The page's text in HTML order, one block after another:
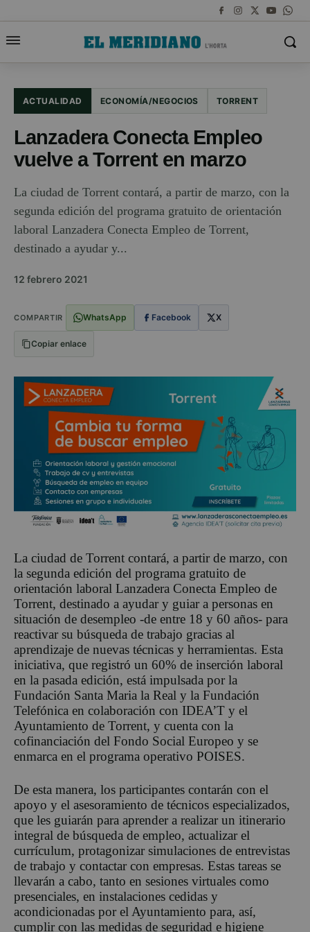
ACTUALIDAD ECONOMÍA/NEGOCIOS TORRENT
Lanzadera Conecta Empleo
vuelve a Torrent en marzo
La ciudad de Torrent contará, a partir de marzo, con la
segunda edición del programa gratuito de orientación
laboral Lanzadera Conecta Empleo de Torrent,
destinado a ayudar y...
12 febrero 2021
COMPARTIR WhatsApp Facebook X
Copiar enlace
La ciudad de Torrent contará, a partir de marzo, con
la segunda edición del programa gratuito de
orientación laboral Lanzadera Conecta Empleo de
Torrent, destinado a ayudar y guiar a personas en
situación de desempleo -de entre 18 y 60 años- para
reactivar su búsqueda de trabajo gracias al
aprendizaje de nuevas técnicas y herramientas. Esta
iniciativa, que registró un 60% de inserción laboral
en la pasada edición, está impulsada por la
Fundación Santa Maria la Real y la Fundación
Telefónica en colaboración con IDEA’T y el
Ayuntamiento de Torrent, y cuenta con la
cofinanciación del Fondo Social Europeo y se
enmarca en el programa operativo POISES.
De esta manera, los participantes contarán con el
apoyo y el asesoramiento de técnicos especializados,
que les guiarán para aprender a realizar un itinerario
integral de búsqueda de empleo, actualizar el
currículum, protagonizar simulaciones de entrevistas
de trabajo y contactar con empresas. Estas tareas se
llevarán a cabo, tanto en sesiones virtuales como
presenciales, en instalaciones cedidas y
acondicionadas por el Ayuntamiento para, así,
cumplir con las medidas de seguridad e higiene